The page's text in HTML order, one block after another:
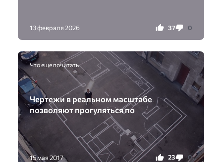
13 февраля 2026 37 0
Что еще почитать
Чертежи в реальном масштабе
позволяют прогуляться по
15 мая 2017 23 0